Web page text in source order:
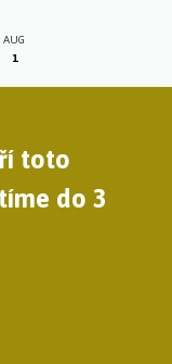
AUG
1
toto
do 3